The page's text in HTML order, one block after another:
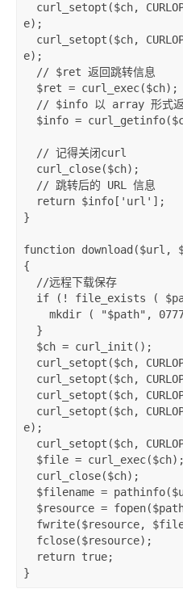
curl_setopt ($ch,
e);
curl_setopt ($ch,
e);
// $ret 返回跳转信息
$ret = curl_exec($ch);
// $info 以 array 形式返
$info = curl_getinfo(
// 记得关闭curl
curl_close($ch);
// 跳转后的 URL 信息
return $info [ 'url' ];
}
function download ($url ,
{
//远程下载保存
if
(! file_exists (
mkdir
( "$path" ,
}
$ch = curl_init ();
curl_setopt ($ch,
curl_setopt ($ch,
curl_setopt ($ch,
curl_setopt ($ch,
e);
curl_setopt ($ch,
$file = curl_exec($ch);
curl_close($ch);
$filename = pathinfo(
$resource = fopen(
fwrite($resource,
fclose($resource);
return true;
}